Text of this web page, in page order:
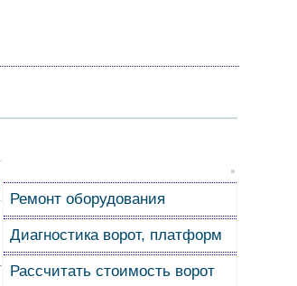
Ремонт оборудования
Диагностика ворот, платформ
Рассчитать стоимость ворот